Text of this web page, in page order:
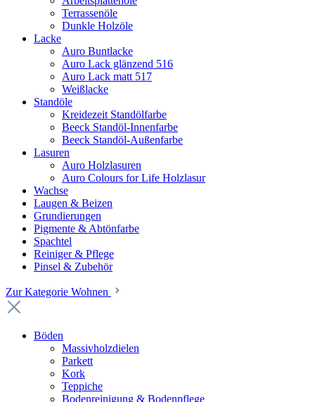
Terrassenöle
Dunkle Holzöle
Lacke
Auro Buntlacke
Auro Lack glänzend 516
Auro Lack matt 517
Weißlacke
Standöle
Kreidezeit Standölfarbe
Beeck Standöl-Innenfarbe
Beeck Standöl-Außenfarbe
Lasuren
Auro Holzlasuren
Auro Colours for Life Holzlasur
Wachse
Laugen & Beizen
Grundierungen
Pigmente & Abtönfarbe
Spachtel
Reiniger & Pflege
Pinsel & Zubehör
Zur Kategorie Wohnen
Böden
Massivholzdielen
Parkett
Kork
Teppiche
Bodenreinigung & Bodenpflege